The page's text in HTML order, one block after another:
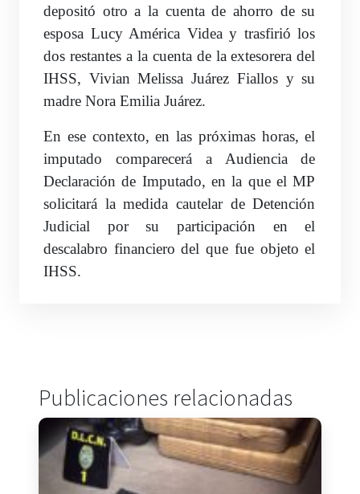
depositó otro a la cuenta de ahorro de su
esposa Lucy América Videa y trasfirió los
dos restantes a la cuenta de la extesorera del
IHSS, Vivian Melissa Juárez Fiallos y su
madre Nora Emilia Juárez.
En ese contexto, en las próximas horas, el
imputado comparecerá a Audiencia de
Declaración de Imputado, en la que el MP
solicitará la medida cautelar de Detención
Judicial por su participación en el
descalabro financiero del que fue objeto el
IHSS.
Publicaciones relacionadas